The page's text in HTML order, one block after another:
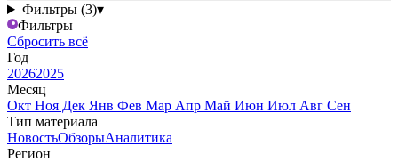
Фильтры (3)▾
Фильтры
Сбросить всё
Год
20262025
Месяц
Окт Ноя Дек Янв Фев Мар Апр Май Июн Июл Авг Сен
Тип материала
НовостьОбзорыАналитика
Регион